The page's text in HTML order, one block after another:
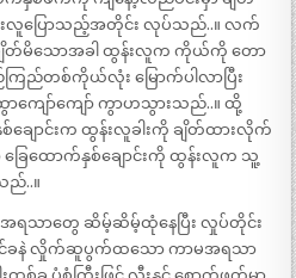
လူပြောသည့်အတိုင်း လုပ်သည်..။ လက်
ျိတ်မိသောအခါ ထွန်းလူက ကိုယ်ကို တော
ည်တစ်ကိုယ်လုံး မြောက်ပါလာပြီး
ာကျော်ကျော် ကွာဟသွားသည်..။ ထို့
ချောင်းက ထွန်းလူခါးကို ချိတ်ထားလိုက်
ြေထောက်နှစ်ချောင်းကို ထွန်းလူက သူ့
ည်..။
သာတွေ ဆိမ့်ဆိမ့်ထုံနေပြီး လှုပ်တိုင်း
ကျင်ခနဲ လှိုက်ဆူပွက်ထသော ကာမအရသာ